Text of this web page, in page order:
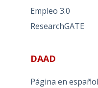
Empleo 3.0
ResearchGATE
DAAD
Página en